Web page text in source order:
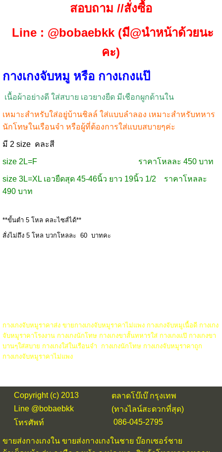
สอบถาม //สั่งซื้อ
Line : @bobaebkk (มี@นำหน้าด้วยนะ
คะ)
กางเกงจับหมู หรือ กางเกงแป๊
เนื้อผ้าอย่างดี ใส่สบาย เอวยางยืด มีเชือกผูกด้านใน
เหมาะสำหรับใส่อยู่บ้านชิลล์ ใส่แบบลำลอง เหมาะสำหรับทหาร
นักโทษในเรือนจำ หรือผู้ที่ต้องการใส่แบบสบายๆค่ะ
มี 2 size คละสี
size 2L=F ราคาโหลละ 450 บาท
size 3L=XL เอวยืดสุด 45-46นิ้ว ยาว 19นิ้ว 1/2 ราคาโหลละ
490 บาท
**ขั้นตำ 5 โหล คละไซส์ได้**
สั่งไม่ถึง 5 โหล บวกโหลละ 60 บาทคะ
กางเกงจับหมูราคาส่ง ขายกางเกงจับหมูราคาไม่แพง กางเกงจับหมูเนื้อดี กางเกง
จับหมูราคาโรงงาน กางเกงนักโทษ กางเกงขาสั้นทหารใส่ กางเกงแป๊ กางเกงขา
บานๆใส่สบาย กางเกงใส่ในเรือนจำ กางเกงนักโทษ กางเกงจับหมูราคาถูก
กางเกงจับหมูราคาไม่แพง
Copyright (c) 2013
ตลาดโบ๊เบ๊ กรุงเทพ
Line @bobaebkk
(ทางไลน์สะดวกที่สุด)
โทรศัพท์
086-045-2795
ขายส่งกางเกงใน ขายส่งกางเกงในชาย บ๊อกเซอร์ชาย